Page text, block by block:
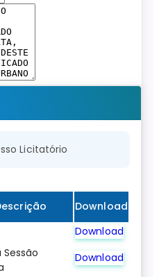
Licitatório
Download
Download
Download